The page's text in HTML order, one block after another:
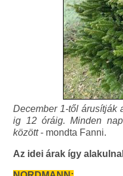
December 1-től árusítják
ig 12 óráig. Minden
között- mondta Fanni.
Az idei árak így